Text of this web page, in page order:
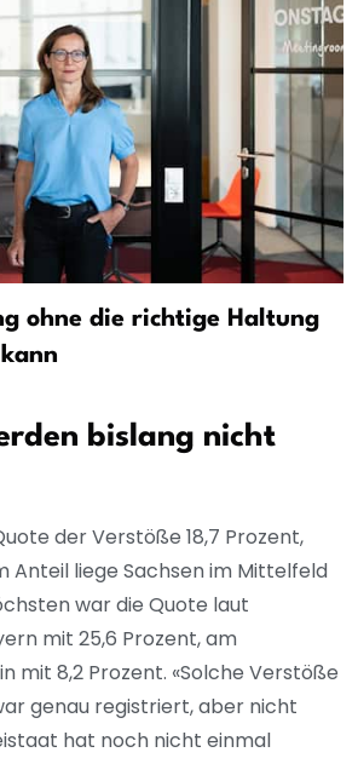
ohne die richtige Haltung
bislang nicht
der Verstöße 18,7 Prozent,
Anteil liege Sachsen im Mittelfeld
war die Quote laut
mit 25,6 Prozent, am
mit 8,2 Prozent. «Solche Verstöße
genau registriert, aber nicht
hat noch nicht einmal